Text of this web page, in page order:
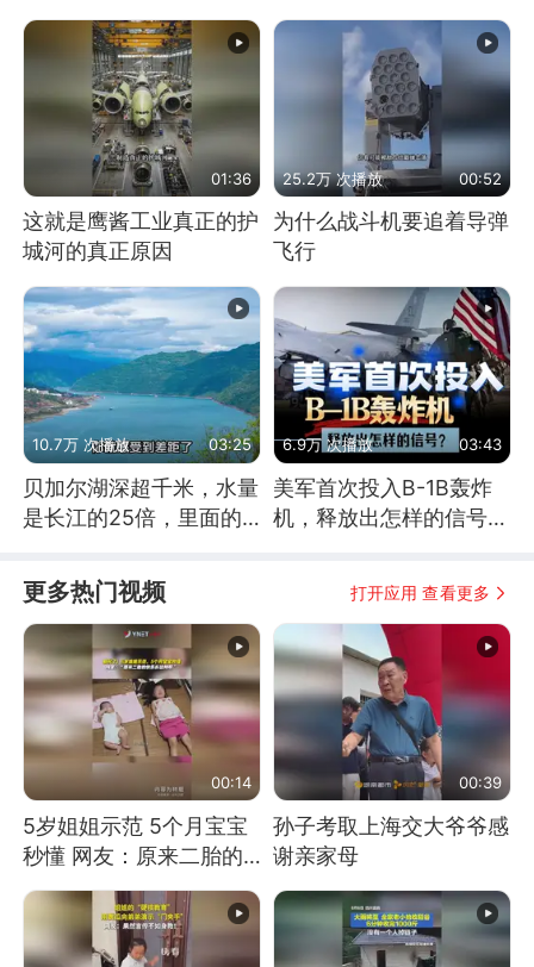
硬起来了？
01:36
这就是鹰酱工业真正的护
城河的真正原因
25.2万 次播放 00:52
为什么战斗机要追着导弹
飞行
10.7万 次播放 03:25
贝加尔湖深超千米，水量
是长江的25倍，里面的
6.9万 次播放 03:43
美军首次投入B-1B轰炸
机，释放出怎样的信号？
更多热门视频 打开应用 查看更多
00:14
5岁姐姐示范 5个月宝宝
秒懂 网友：原来二胎的
快乐长这样
00:39
孙子考取上海交大爷爷感
谢亲家母